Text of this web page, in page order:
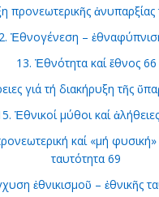
προνεωτερικῆς
Ἐθνογένεση –
13. Ἐθνότητα καί ἔθνος 66
γιά τή διακήρυξη τῆς
Ἐθνικοί μύθοι καί
καί «μή φυσική»
ταυτότητα 69
ἐθνικισμοῦ – ἐθνικῆς